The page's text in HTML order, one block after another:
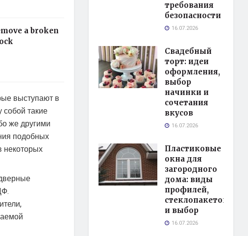
a broken
выступают в
собой такие
же другими
подобных
требования
безопасности
16.07.2026
Свадебный
торт: идеи
оформления,
выбор
начинки и
сочетания
вкусов
16.07.2026
Пластиковые
окна для
загородного
дома: виды
профилей,
стеклопакетов
и выбор
16.07.2026